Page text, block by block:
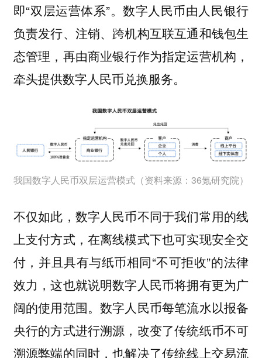
即“双层运营体系”。数字人民币由人民银行
负责发行、注销、跨机构互联互通和钱包生
态管理，再由商业银行作为指定运营机构，
牵头提供数字人民币兑换服务。
我国数字人民币双层运营模式（资料来源：36氪研究院）
不仅如此，数字人民币不同于我们常用的线
上支付方式，在离线模式下也可实现安全交
付，并且具有与纸币相同“不可拒收”的法律
效力，这也就说明数字人民币将拥有更为广
阔的使用范围。数字人民币每笔流水以报备
央行的方式进行溯源，改变了传统纸币不可
溯源弊端的同时，也解决了传统线上交易流